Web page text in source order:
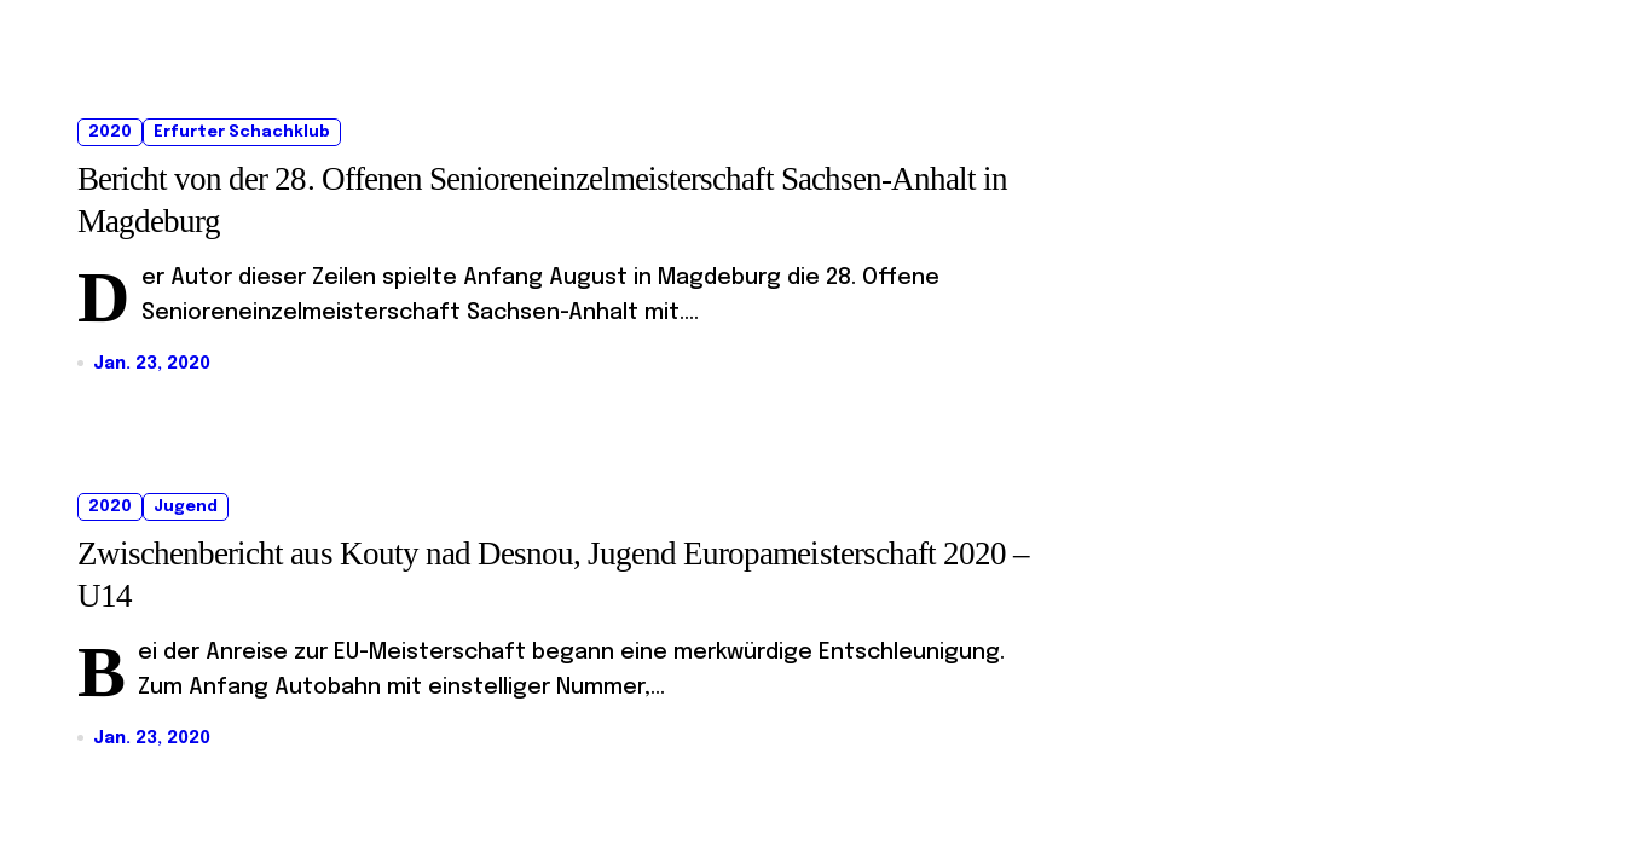
2020 Erfurter Schachklub
Bericht von der 28. Offenen Senioreneinzelmeisterschaft Sachsen-Anhalt in
Magdeburg
D
er Autor dieser Zeilen spielte Anfang August in Magdeburg die 28. Offene
Senioreneinzelmeisterschaft Sachsen-Anhalt mit....
Jan. 23, 2020
2020 Jugend
Zwischenbericht aus Kouty nad Desnou, Jugend Europameisterschaft 2020 –
U14
B
ei der Anreise zur EU-Meisterschaft begann eine merkwürdige Entschleunigung.
Zum Anfang Autobahn mit einstelliger Nummer,...
Jan. 23, 2020